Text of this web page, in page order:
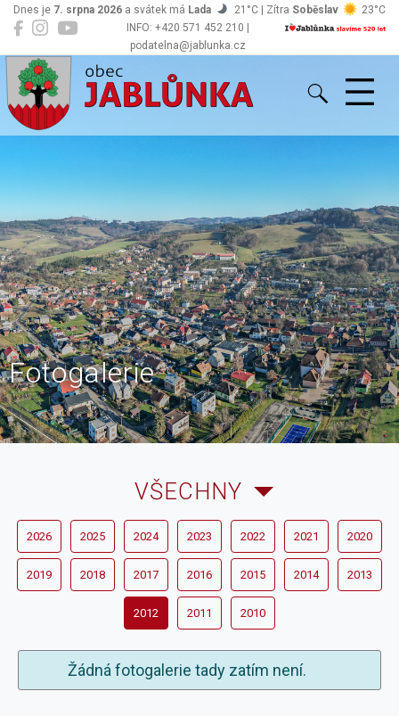
INFO: +420 571 452 210 |
podatelna@jablunka.cz
Dnes je 7. srpna 2026 a svátek má Lada 21°C | Zítra Soběslav 23°C
Jablůnka
Fotogalerie
VŠECHNY
2026 2025 2024 2023 2022 2021 2020
2019 2018 2017 2016 2015 2014 2013
2012 2011 2010
Žádná fotogalerie tady zatím není.